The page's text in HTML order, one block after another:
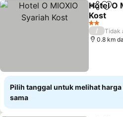
Bagikan
Hotel O
Kost
2 Bintang
/
Tidak
0.8 km
Pilih tanggal untuk melihat harga
sama